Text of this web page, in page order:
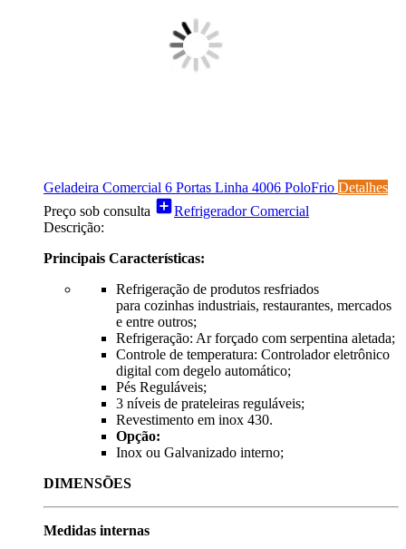
Geladeira Comercial 6 Portas Linha 4006 PoloFrio Detalhes
Preço sob consulta add_boxRefrigerador Comercial
Descrição:
Principais Características:
Refrigeração de produtos resfriados
para cozinhas industriais, restaurantes, mercados
e entre outros;
Refrigeração: Ar forçado com serpentina aletada;
Controle de temperatura: Controlador eletrônico
digital com degelo automático;
Pés Reguláveis;
3 níveis de prateleiras reguláveis;
Revestimento em inox 430.
Opção:
Inox ou Galvanizado interno;
DIMENSÕES
Medidas internas